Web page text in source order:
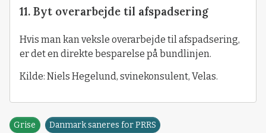
11. Byt overarbejde til afspadsering
Hvis man kan veksle overarbejde til afspadsering,
er det en direkte besparelse på bundlinjen.
Kilde: Niels Hegelund, svinekonsulent, Velas.
Grise Danmark saneres for PRRS